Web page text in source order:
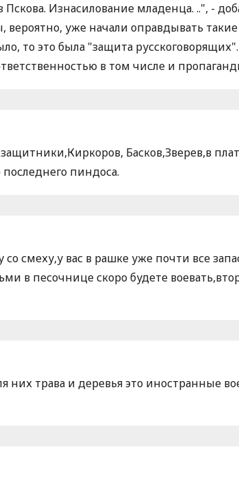
Изнасилование младенца. ..", -
уже начали оправдывать
то это была "защита
в том числе и
Басков,Зверев,в
пиндоса.
смеху,у вас в рашке уже почти все
в песочнице скоро будете
трава и деревья это иностранные